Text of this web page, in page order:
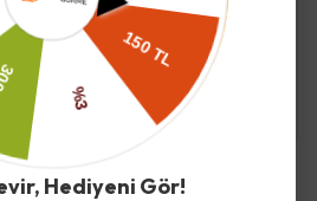
-
Hayfene
Salep Dağ - 20 gr (SAF
SALEP) - Hayfene
₺ 459.90
Hediyeni Gör!